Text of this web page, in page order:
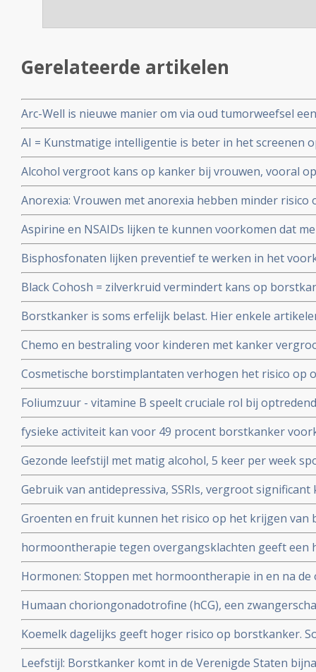
Gerelateerde artikelen
Arc-Well is nieuwe manier om via oud tumorweefsel
type DICS te maken en afwijkende genmutaties te
AI = Kunstmatige intelligentie is beter in het screenen
radiologen die de beelden bekijken, blijkt uit een
Alcohol vergroot kans op kanker bij vrouwen, vooral
en keelkanker en slokdarmkanker en leverkanker
bevolkingsonderzoek in Engeland onder meer dan 1
Anorexia: Vrouwen met anorexia hebben minder
in vergelijking met vrouwen zonder anorexia blijkt uit
bevolkingsonderzoeken.
Aspirine en NSAIDs lijken te kunnen voorkomen dat
borstkanker door erfelijke genetische afwijkingen
borstkanker krijgen.
Bisphosfonaten lijken preventief te werken in het
vrouwen na de overgang. Aldus drie retropostpectieve
2010
Black Cohosh = zilverkruid vermindert kans op
epidemologische studie gepubliceerd in International
Borstkanker is soms erfelijk belast. Hier enkele
Chemo en bestraling voor kinderen met kanker
krijgen van borstkanker voor hun 40e jaar in
Cosmetische borstimplantaten verhogen het risico op
28 tot 38 procent
Foliumzuur - vitamine B speelt cruciale rol bij
gerelateerd zijn aan risico op kanker en specifiek bij
fysieke activiteit kan voor 49 procent borstkanker
veroorzaakt overgewicht en weinig bewegen en
Gezonde leefstijl met matig alcohol, 5 keer per week
worden heeft positief effect op het risico borstkanker
overgang
Gebruik van antidepressiva, SSRIs, vergroot
eierstokkanker blijkt uit grote meta analyse.
Groenten en fruit kunnen het risico op het krijgen van
verminderen. Vooral de vormen van borstkanker met
markers die negatief zijn is te voorkomen met een
hormoontherapie tegen overgangsklachten geeft een
werd gedacht. Blijkt uit grote meta-analyse van 58
Hormonen: Stoppen met hormoontherapie in en na
vooral borstkanker (11%) en eierstokkanker (20%) .
Humaan choriongonadotrofine (hCG), een
opmerkelijk effect op het genexpressieprofiel van
die geen anticonceptie gebruikten.
Koemelk dagelijks geeft hoger risico op borstkanker.
yoghurt en kaas geven geen hoger risico. Blijkt uit
onder ruim 50.000 vrouwen
Leefstijl: Borstkanker komt in de Verenigde Staten